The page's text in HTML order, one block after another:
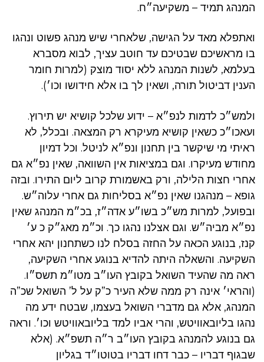
המנהג תמיד – משקיעה״ח.
ואתפלא מאד על הגישה, שלאחרי שיש מנהג פשוט ונהגו
בו מראשיכם שבטיכם עד חוטב עציך, לבוא מסברא
בעלמא, לשנות המנהג ללא יסוד מוצק (למרות חומר
הענין דביטול תורה, ושאין לך בו אלא חידושו וכו׳).
ולמש״כ לדמות לנפ״א – ידוע שלכל קושיא יש תירוץ.
ועאכו״כ כשאין קושיא מעיקרא רק המצאה. ובכלל, לא
ראיתי מי שיקשר בין תחנון ונפ״א לניטל. וכל דמיון
מחודש מעיקרו. וגם במציאות אין השוואה, שאין נפ״א גם
אחרי חצות הלילה, ורק באשמורת קרוב ליום התירו. ובזה
גופא – מנהגנו שאין נפ״א בסליחות גם אחרי עלוה״ש.
ובפועל, למרות מש״כ בשו״ע אדה״ז, בכ״מ המנהג שאין
נפ״א מביה״ש. וגם אצלנו נהגו כך. וכ״מ מאג״ק כ ע׳
קנז, בנוגע הכאה על החזה בסלח לנו כשתחנון יהא אחרי
השקיעה. והשאלה היתה להדיא בנוגע אחרי השקיעה,
ראה מה שהעיד השואל בקובץ העו״ב מטו״מ תשס״ו.
(והראי׳ אינה רק ממה שלא העיר כ”ק על ל’ השואל שכ”ה
המנהג, אלא גם מדברי השואל בעצמו, שבטח ידע מה
נהגו בליובאוויטש, והרי אביו למד בליובאוויטש וכו׳. וראה
גם בנוגע להמנהג בקובץ העו״ב ר״ה תשפ״א. (אלא
שבגוף דבריו – כבר דחו דבריו בטוטו״ד בגליון